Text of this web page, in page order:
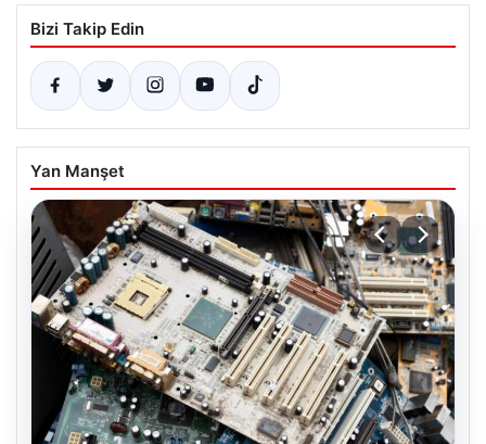
Bizi Takip Edin
Yan Manşet